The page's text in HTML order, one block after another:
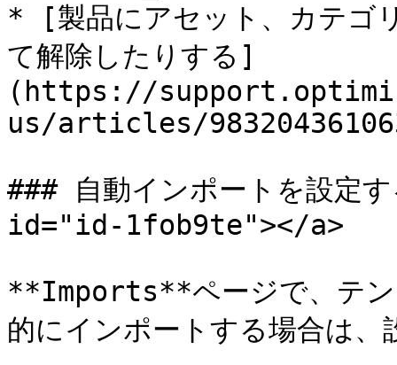
* [製品にアセット、カテゴ
て解除したりする]
(https://
us/articles/
### 自動インポートを設
id="id-1fob9te"></a>
**Imports**ページで、テン
的にインポートする場合は、